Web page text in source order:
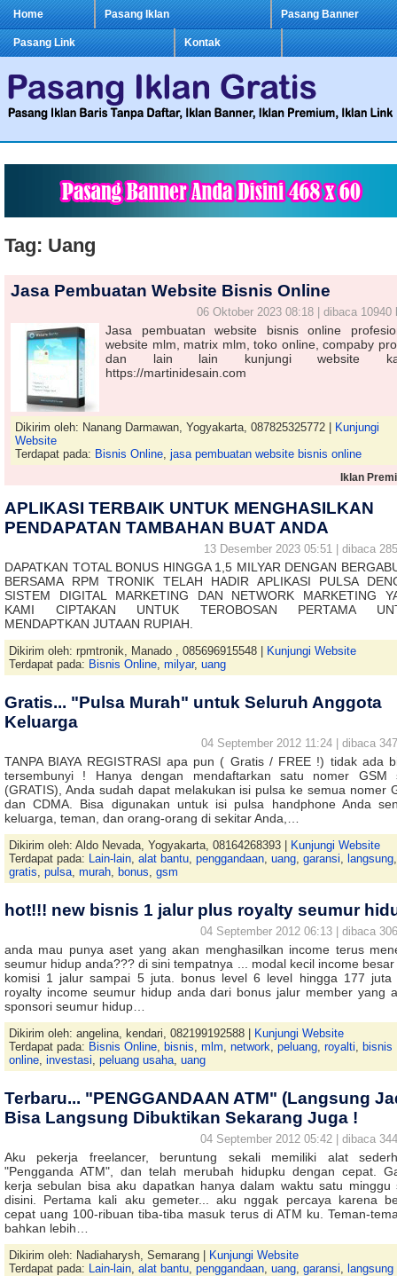
Home Pasang Iklan Pasang Banner
Pasang Link Kontak
Tag: Uang
Jasa Pembuatan Website Bisnis Online
06 Oktober 2023 08:18 | dibaca 10940
Jasa pembuatan website bisnis online
website mlm, matrix mlm, toko online, compaby
dan lain lain kunjungi website
https://martinidesain.com
Dikirim oleh: Nanang Darmawan, Yogyakarta, 087825325772 |
Kunjungi
Website
Terdapat pada: Bisnis Online, jasa pembuatan website bisnis online
Iklan
APLIKASI TERBAIK UNTUK MENGHASILKAN
PENDAPATAN TAMBAHAN BUAT ANDA
13 Desember 2023 05:51 | dibaca
DAPATKAN TOTAL BONUS HINGGA 1,5 MILYAR DENGAN
BERSAMA RPM TRONIK TELAH HADIR APLIKASI PULSA
SISTEM DIGITAL MARKETING DAN NETWORK MARKETING
KAMI CIPTAKAN UNTUK TEROBOSAN PERTAMA
MENDAPTKAN JUTAAN RUPIAH.
Dikirim oleh: rpmtronik, Manado , 085696915548 |
Kunjungi Website
Terdapat pada: Bisnis Online, milyar, uang
Gratis... "Pulsa Murah" untuk Seluruh Anggota
Keluarga
04 September 2012 11:24 | dibaca
TANPA BIAYA REGISTRASI apa pun ( Gratis / FREE !) tidak ada
tersembunyi ! Hanya dengan mendaftarkan satu nomer GSM
(GRATIS), Anda sudah dapat melakukan isi pulsa ke semua nomer
dan CDMA. Bisa digunakan untuk isi pulsa handphone Anda
keluarga, teman, dan orang-orang di sekitar Anda,…
Dikirim oleh: Aldo Nevada, Yogyakarta, 08164268393 |
Kunjungi Website
Terdapat pada: Lain-lain, alat bantu, penggandaan, uang, garansi, langsung,
gratis, pulsa, murah, bonus, gsm
hot!!! new bisnis 1 jalur plus royalty seumur
04 September 2012 06:13 | dibaca
anda mau punya aset yang akan menghasilkan income terus
seumur hidup anda??? di sini tempatnya ... modal kecil income besar
komisi 1 jalur sampai 5 juta. bonus level 6 level hingga 177 juta
royalty income seumur hidup anda dari bonus jalur member yang
sponsori seumur hidup…
Dikirim oleh: angelina, kendari, 082199192588 |
Kunjungi Website
Terdapat pada: Bisnis Online, bisnis, mlm, network, peluang, royalti, bisnis
online, investasi, peluang usaha, uang
Terbaru... "PENGGANDAAN ATM" (Langsung
Bisa Langsung Dibuktikan Sekarang Juga !
04 September 2012 05:42 | dibaca
Aku pekerja freelancer, beruntung sekali memiliki alat
"Pengganda ATM", dan telah merubah hidupku dengan cepat.
kerja sebulan bisa aku dapatkan hanya dalam waktu satu minggu
disini. Pertama kali aku gemeter... aku nggak percaya karena
cepat uang 100-ribuan tiba-tiba masuk terus di ATM ku. Teman-
bahkan lebih…
Dikirim oleh: Nadiaharysh, Semarang |
Kunjungi Website
Terdapat pada: Lain-lain, alat bantu, penggandaan, uang, garansi, langsung